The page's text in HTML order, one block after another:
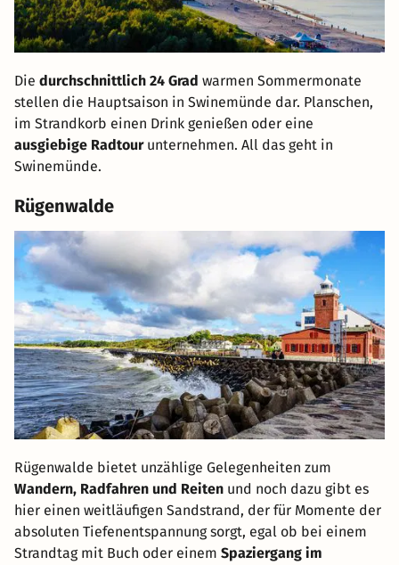
Die durchschnittlich 24 Grad warmen Sommermonate
stellen die Hauptsaison in Swinemünde dar. Planschen,
im Strandkorb einen Drink genießen oder eine
ausgiebige Radtourunternehmen. All das geht in
Swinemünde.
Rügenwalde
Rügenwalde bietet unzählige Gelegenheiten zum
Wandern, Radfahren und Reiten und noch dazu gibt es
hier einen weitläufigen Sandstrand, der für Momente der
absoluten Tiefenentspannung sorgt, egal ob bei einem
Strandtag mit Buch oder einem Spaziergang im